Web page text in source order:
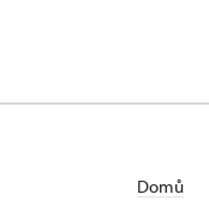
Domů